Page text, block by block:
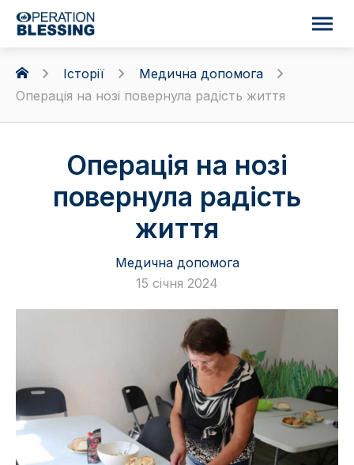
Історії
Медична допомога
Операція на нозі повернула радість життя
Операція на нозі
повернула радість
життя
Медична допомога
15 січня 2024